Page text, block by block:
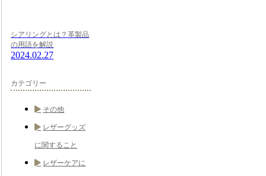
シアリングとは？革製品
の用語を解説
2024.02.27
カテゴリー
その他
レザーグッズ
に関すること
レザーケアに